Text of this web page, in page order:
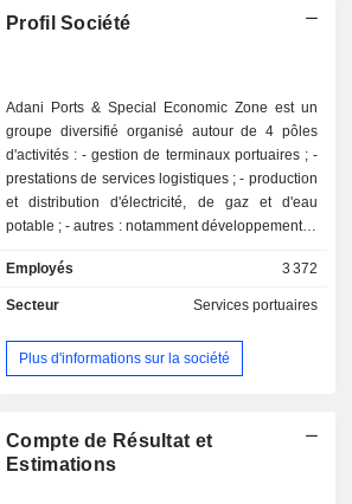
Profil Société
Adani Ports & Special Economic Zone est un
groupe diversifié organisé autour de 4 pôles
d'activités : - gestion de terminaux portuaires ; -
prestations de services logistiques ; - production
et distribution d'électricité, de gaz et d'eau
potable ; - autres : notamment développement et
transport aérien. La totalité du CA est réalisée
en Inde.
Employés 3 372
Secteur Services portuaires
Plus d'informations sur la société
Compte de Résultat et
Estimations